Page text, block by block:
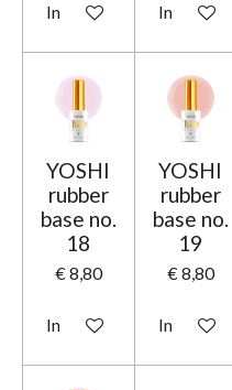
In winkelwagenIn
YOSHI
rubber
base no.
18
€ 8,80
In winkelwagen
YOSHI
rubber
base no.
19
€ 8,80
In